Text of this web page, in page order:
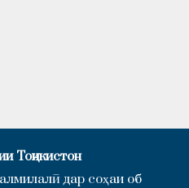
Тоҷикистон
дар соҳаи об